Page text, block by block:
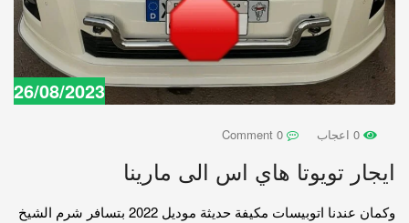
26/08/2023
ايجار تويوتا هاي اس الى مارينا
وكمان عندنا اتوبيسات مكيفة حديثة موديل 2022 بتسافر شرم الشيخ